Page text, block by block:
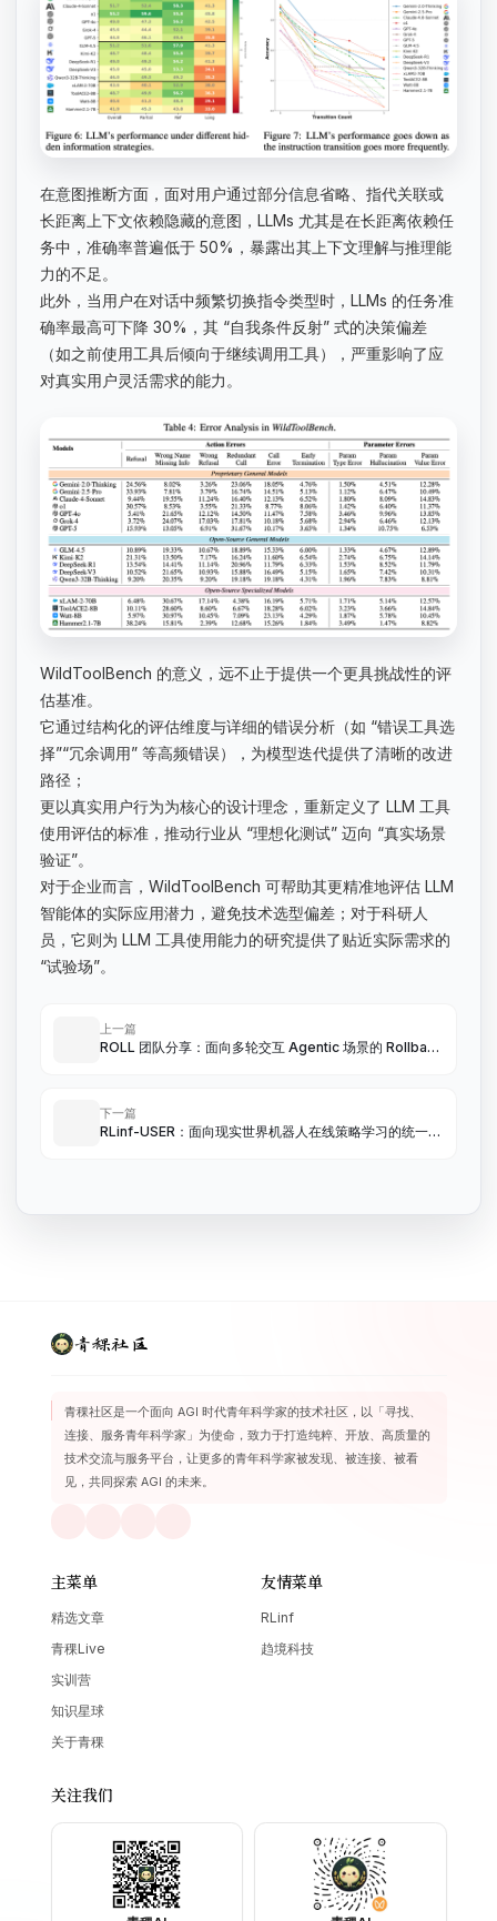
在意图推断方面，面对用户通过部分信息省略、指代关联或
长距离上下文依赖隐藏的意图，LLMs 尤其是在长距离依赖任
务中，准确率普遍低于 50%，暴露出其上下文理解与推理能
力的不足。
此外，当用户在对话中频繁切换指令类型时，LLMs 的任务准
确率最高可下降 30%，其 “自我条件反射” 式的决策偏差
（如之前使用工具后倾向于继续调用工具），严重影响了应
对真实用户灵活需求的能力。
WildToolBench 的意义，远不止于提供一个更具挑战性的评
估基准。
它通过结构化的评估维度与详细的错误分析（如 “错误工具选
择”“冗余调用” 等高频错误），为模型迭代提供了清晰的改进
路径；
更以真实用户行为为核心的设计理念，重新定义了 LLM 工具
使用评估的标准，推动行业从 “理想化测试” 迈向 “真实场景
验证”。
对于企业而言，WildToolBench 可帮助其更精准地评估 LLM
智能体的实际应用潜力，避免技术选型偏差；对于科研人
员，它则为 LLM 工具使用能力的研究提供了贴近实际需求的
“试验场”。
上一篇
ROLL 团队分享：面向多轮交互 Agentic 场景的 Rollback
下一篇
RLinf-USER：面向现实世界机器人在线策略学习的统一且
青稞社区
青稞社区是一个面向 AGI 时代青年科学家的技术社区，以「寻找、
连接、服务青年科学家」为使命，致力于打造纯粹、开放、高质量的
技术交流与服务平台，让更多的青年科学家被发现、被连接、被看
见，共同探索 AGI 的未来。
主菜单
精选文章
青稞Live
实训营
知识星球
关于青稞
友情菜单
RLinf
趋境科技
关注我们